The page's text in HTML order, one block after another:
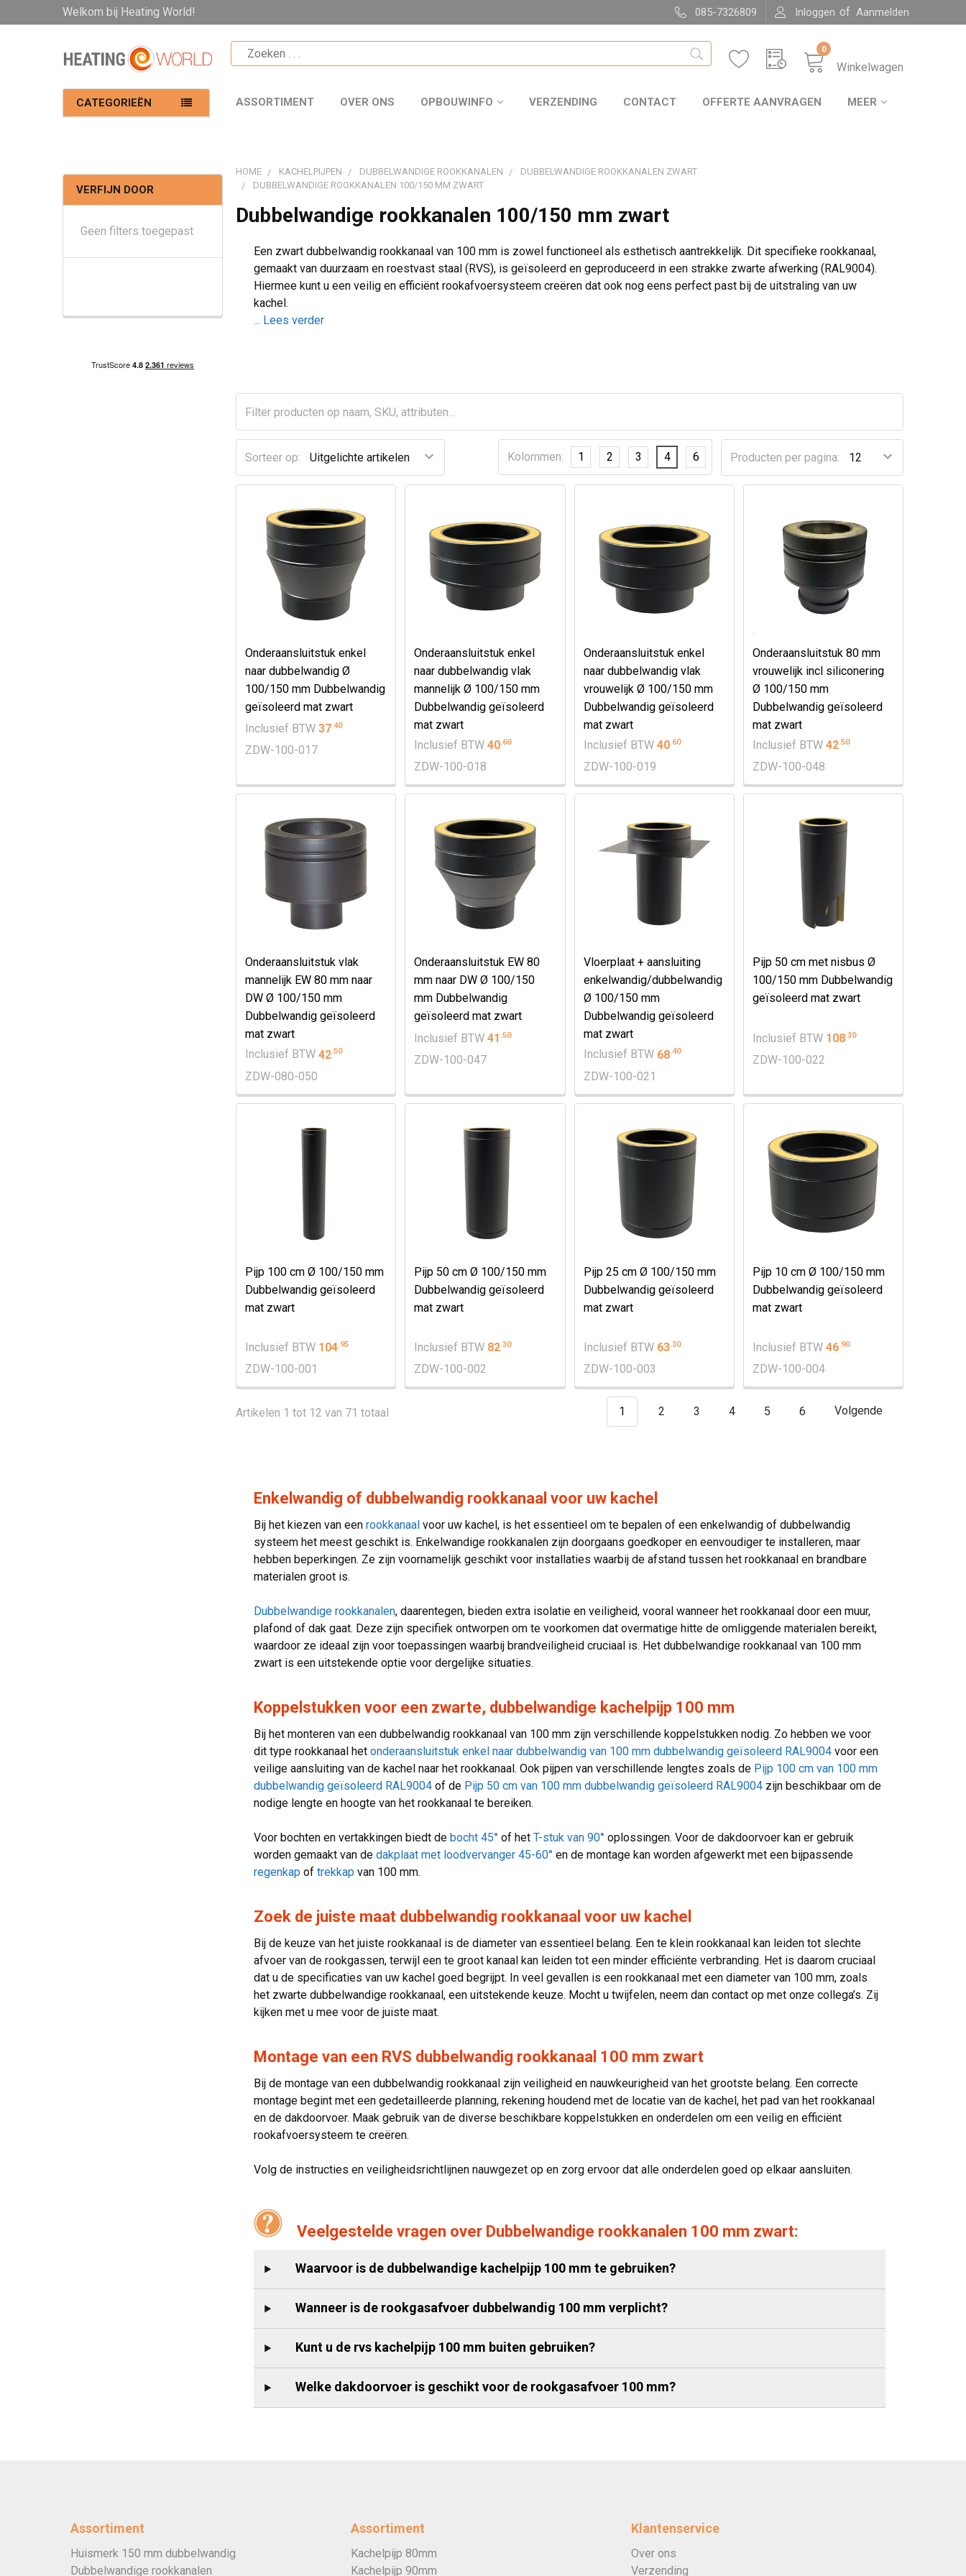
Welkom bij Heating World! 085-7326809 Inloggen of Aanmelden
Winkelwagen
0
CATEGORIEËN ASSORTIMENT OVER ONS OPBOUWINFO VERZENDING CONTACT OFFERTE AANVRAGEN MEER
VERFIJN DOOR
Geen filters toegepast
HOME KACHELPIJPEN DUBBELWANDIGE ROOKKANALEN
DUBBELWANDIGE ROOKKANALEN ZWART
DUBBELWANDIGE ROOKKANALEN 100/150 MM ZWART
Dubbelwandige rookkanalen 100/150 mm zwart
Een zwart dubbelwandig rookkanaal van 100 mm is zowel functioneel als esthetisch aantrekkelijk. Dit specifieke rookkanaal,
gemaakt van duurzaam en roestvast staal (RVS), is geïsoleerd en geproduceerd in een strakke zwarte afwerking (RAL9004).
Hiermee kunt u een veilig en efficiënt rookafvoersysteem creëren dat ook nog eens perfect past bij de uitstraling van uw
kachel.
... Lees verder
Sorteer op: Producten per pagina:
Kolommen: 1 2 3 4 6
Onderaansluitstuk enkel
naar dubbelwandig Ø
100/150 mm Dubbelwandig
geïsoleerd mat zwart
Inclusief BTW37.40
ZDW-100-017
Onderaansluitstuk enkel
naar dubbelwandig vlak
mannelijk Ø 100/150 mm
Dubbelwandig geïsoleerd
mat zwart
Inclusief BTW40.60
ZDW-100-018
Onderaansluitstuk enkel
naar dubbelwandig vlak
vrouwelijk Ø 100/150 mm
Dubbelwandig geïsoleerd
mat zwart
Inclusief BTW 40.60
ZDW-100-019
Onderaansluitstuk 80 mm
vrouwelijk incl siliconering
Ø 100/150 mm
Dubbelwandig geïsoleerd
mat zwart
Inclusief BTW 42.50
ZDW-100-048
Onderaansluitstuk vlak
mannelijk EW 80 mm naar
DW Ø 100/150 mm
Dubbelwandig geïsoleerd
mat zwart
Inclusief BTW42.50
ZDW-080-050
Onderaansluitstuk EW 80
mm naar DW Ø 100/150
mm Dubbelwandig
geïsoleerd mat zwart
Inclusief BTW41 .50
ZDW-100-047
Vloerplaat + aansluiting
enkelwandig/dubbelwandig
Ø 100/150 mm
Dubbelwandig geïsoleerd
mat zwart
Inclusief BTW 68.40
ZDW-100-021
Pijp 50 cm met nisbus Ø
100/150 mm Dubbelwandig
geïsoleerd mat zwart
Inclusief BTW 108. 30
ZDW-100-022
Pijp 100 cm Ø 100/150 mm
Dubbelwandig geïsoleerd
mat zwart
Inclusief BTW 104.95
ZDW-100-001
Pijp 50 cm Ø 100/150 mm
Dubbelwandig geïsoleerd
mat zwart
Inclusief BTW 82.30
ZDW-100-002
Pijp 25 cm Ø 100/150 mm
Dubbelwandig geïsoleerd
mat zwart
Inclusief BTW 63.30
ZDW-100-003
Pijp 10 cm Ø 100/150 mm
Dubbelwandig geïsoleerd
mat zwart
Inclusief BTW 46.90
ZDW-100-004
Artikelen 1 tot 12 van 71 totaal 1 2 3 4 5 6 Volgende
Enkelwandig of dubbelwandig rookkanaal voor uw kachel
Bij het kiezen van eenrookkanaal voor uw kachel, is het essentieel om te bepalen of een enkelwandig of dubbelwandig
systeem het meest geschikt is. Enkelwandige rookkanalen zijn doorgaans goedkoper en eenvoudiger te installeren, maar
hebben beperkingen. Ze zijn voornamelijk geschikt voor installaties waarbij de afstand tussen het rookkanaal en brandbare
materialen groot is.
Dubbelwandige rookkanalen, daarentegen, bieden extra isolatie en veiligheid, vooral wanneer het rookkanaal door een muur,
plafond of dak gaat. Deze zijn specifiek ontworpen om te voorkomen dat overmatige hitte de omliggende materialen bereikt,
waardoor ze ideaal zijn voor toepassingen waarbij brandveiligheid cruciaal is. Het dubbelwandige rookkanaal van 100 mm
zwart is een uitstekende optie voor dergelijke situaties.
Koppelstukken voor een zwarte, dubbelwandige kachelpijp 100 mm
Bij het monteren van een dubbelwandig rookkanaal van 100 mm zijn verschillende koppelstukken nodig. Zo hebben we voor
dit type rookkanaal hetonderaansluitstuk enkel naar dubbelwandig van 100 mm dubbelwandig geïsoleerd RAL9004 voor een
veilige aansluiting van de kachel naar het rookkanaal. Ook pijpen van verschillende lengtes zoals de Pijp 100 cm van 100 mm
dubbelwandig geïsoleerd RAL9004 of de Pijp 50 cm van 100 mm dubbelwandig geïsoleerd RAL9004 zijn beschikbaar om de
nodige lengte en hoogte van het rookkanaal te bereiken.
Voor bochten en vertakkingen biedt de bocht 45° of hetT-stuk van 90° oplossingen. Voor de dakdoorvoer kan er gebruik
worden gemaakt van dedakplaat met loodvervanger 45-60° en de montage kan worden afgewerkt met een bijpassende
regenkap oftrekkap van 100 mm.
Zoek de juiste maat dubbelwandig rookkanaal voor uw kachel
Bij de keuze van het juiste rookkanaal is de diameter van essentieel belang. Een te klein rookkanaal kan leiden tot slechte
afvoer van de rookgassen, terwijl een te groot kanaal kan leiden tot een minder efficiënte verbranding. Het is daarom cruciaal
dat u de specificaties van uw kachel goed begrijpt. In veel gevallen is een rookkanaal met een diameter van 100 mm, zoals
het zwarte dubbelwandige rookkanaal, een uitstekende keuze. Mocht u twijfelen, neem dan contact op met onze collega’s. Zij
kijken met u mee voor de juiste maat.
Montage van een RVS dubbelwandig rookkanaal 100 mm zwart
Bij de montage van een dubbelwandig rookkanaal zijn veiligheid en nauwkeurigheid van het grootste belang. Een correcte
montage begint met een gedetailleerde planning, rekening houdend met de locatie van de kachel, het pad van het rookkanaal
en de dakdoorvoer. Maak gebruik van de diverse beschikbare koppelstukken en onderdelen om een veilig en efficiënt
rookafvoersysteem te creëren.
Volg de instructies en veiligheidsrichtlijnen nauwgezet op en zorg ervoor dat alle onderdelen goed op elkaar aansluiten.
Veelgestelde vragen over Dubbelwandige rookkanalen 100 mm zwart:
Waarvoor is de dubbelwandige kachelpijp 100 mm te gebruiken?
Wanneer is de rookgasafvoer dubbelwandig 100 mm verplicht?
Kunt u de rvs kachelpijp 100 mm buiten gebruiken?
Welke dakdoorvoer is geschikt voor de rookgasafvoer 100 mm?
Assortiment
Huismerk 150 mm dubbelwandig
Dubbelwandige rookkanalen
Assortiment
Kachelpijp 80mm
Kachelpijp 90mm
Klantenservice
Over ons
Verzending